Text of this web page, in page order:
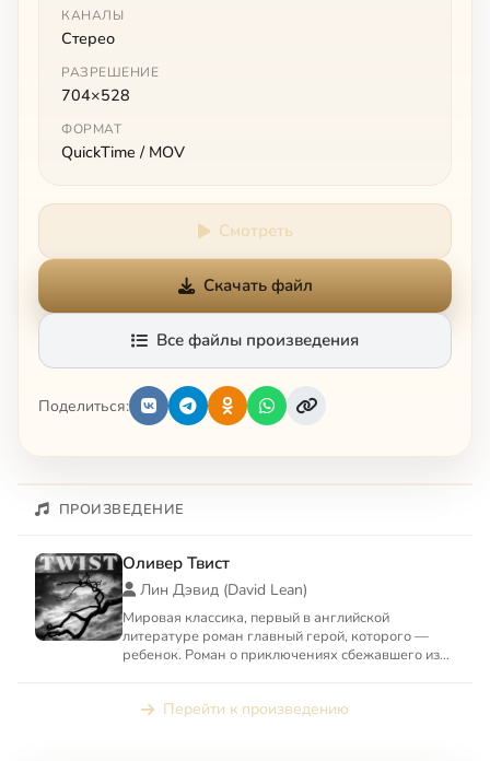
КАНАЛЫ
Стерео
РАЗРЕШЕНИЕ
704×528
ФОРМАТ
QuickTime / MOV
Смотреть
Скачать файл
Все файлы произведения
Поделиться:
ПРОИЗВЕДЕНИЕ
Оливер Твист
Лин Дэвид (David Lean)
Мировая классика, первый в английской
литературе роман главный герой, которого —
ребенок. Роман о приключениях сбежавшего из
Перейти к произведению